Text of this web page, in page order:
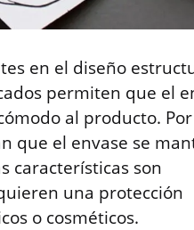
en el diseño
permiten que el
al producto.
que el envase se
características son
una protección
o cosméticos.